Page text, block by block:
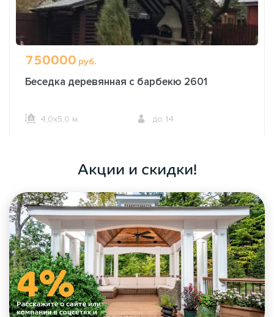
750000 руб.
Беседка деревянная с барбекю 2601
4,0х5,0 м. до 14
Акции и скидки!